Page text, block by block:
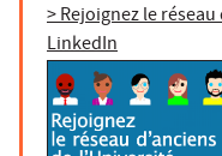
> Rejoignez le
LinkedIn